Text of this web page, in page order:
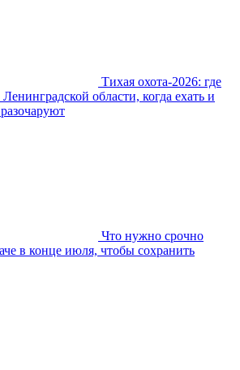
Тихая охота-2026: где
области, когда ехать и
Что нужно срочно
в конце июля, чтобы сохранить